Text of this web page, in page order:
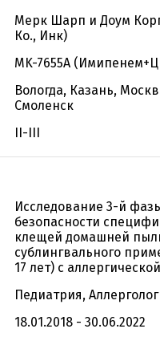
Мерк Шарп и Доум
Ко., Инк)
MK-7655A
Вологда, Казань,
Смоленск
II-III
Исследование 3-й
безопасности
клещей домашней
сублингвального
17 лет) с
Педиатрия,
18.01.2018 - 30.06.2022